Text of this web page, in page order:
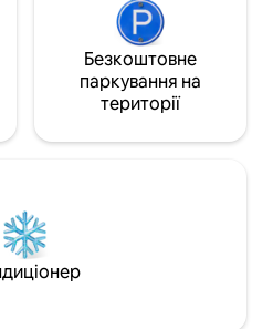
Безкоштовне
паркування на
території